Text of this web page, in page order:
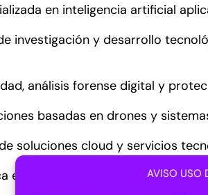
AVISO USO
en inteligencia artificial
investigación y desarrollo
análisis forense digital y
basadas en drones y
soluciones cloud y servicios
enfocada en soluciones